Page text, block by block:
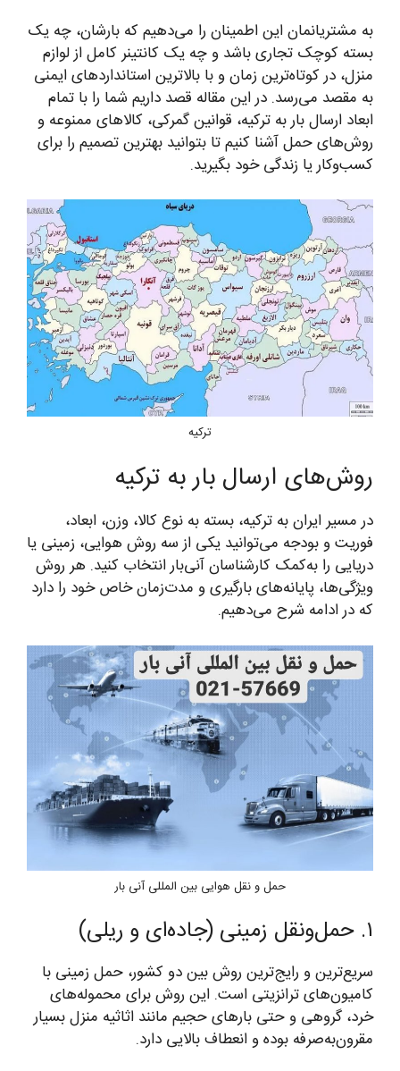
به مشتریانمان این اطمینان را می‌دهیم که بارشان، چه یک
بسته کوچک تجاری باشد و چه یک کانتینر کامل از لوازم
منزل، در کوتاه‌ترین زمان و با بالاترین استانداردهای ایمنی
به مقصد می‌رسد. در این مقاله قصد داریم شما را با تمام
ابعاد ارسال بار به ترکیه، قوانین گمرکی، کالاهای ممنوعه و
روش‌های حمل آشنا کنیم تا بتوانید بهترین تصمیم را برای
کسب‌وکار یا زندگی خود بگیرید.
ترکیه
روش‌های ارسال بار به ترکیه
در مسیر ایران به ترکیه، بسته به نوع کالا، وزن، ابعاد،
فوریت و بودجه می‌توانید یکی از سه روش هوایی، زمینی یا
دریایی را به‌کمک کارشناسان آنی‌بار انتخاب کنید. هر روش
ویژگی‌ها، پایانه‌های بارگیری و مدت‌زمان خاص خود را دارد
که در ادامه شرح می‌دهیم.
حمل و نقل هوایی بین المللی آنی بار
۱. حمل‌ونقل زمینی (جاده‌ای و ریلی)
سریع‌ترین و رایج‌ترین روش بین دو کشور، حمل زمینی با
کامیون‌های ترانزیتی است. این روش برای محموله‌های
خرد، گروهی و حتی بارهای حجیم مانند اثاثیه منزل بسیار
مقرون‌به‌صرفه بوده و انعطاف بالایی دارد.